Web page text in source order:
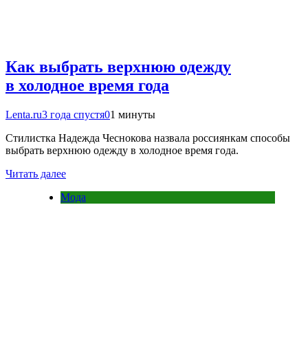
Как выбрать верхнюю одежду
в холодное время года
Lenta.ru3 года спустя01 минуты
Стилистка Надежда Чеснокова назвала россиянкам способы
выбрать верхнюю одежду в холодное время года.
Читать далее
Мода